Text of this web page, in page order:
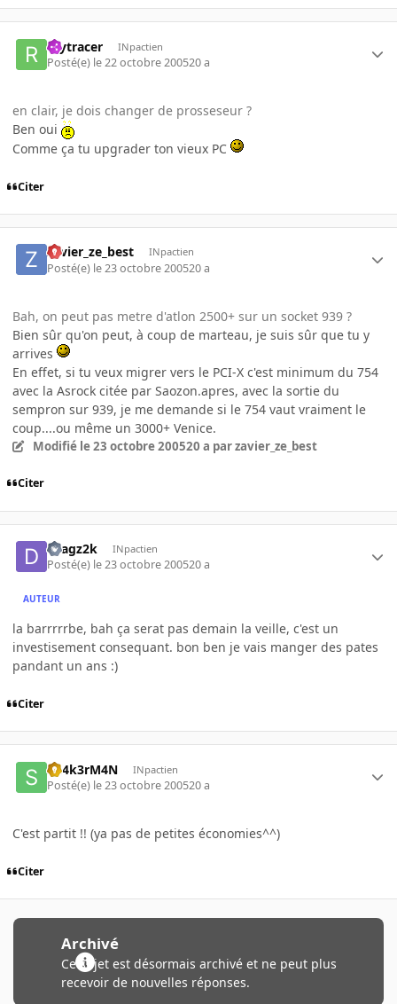
raytracer INpactien
Posté(e) le 22 octobre 200520 a
en clair, je dois changer de prosseseur ?
Ben oui
Comme ça tu upgrader ton vieux PC
Citer
zavier_ze_best INpactien
Posté(e) le 23 octobre 200520 a
Bah, on peut pas metre d'atlon 2500+ sur un socket 939 ?
Bien sûr qu'on peut, à coup de marteau, je suis sûr que tu y
arrives
En effet, si tu veux migrer vers le PCI-X c'est minimum du 754
avec la Asrock citée par Saozon.apres, avec la sortie du
sempron sur 939, je me demande si le 754 vaut vraiment le
coup....ou même un 3000+ Venice.
Modifié le 23 octobre 200520 a par zavier_ze_best
Citer
Dragz2k INpactien
Posté(e) le 23 octobre 200520 a
AUTEUR
la barrrrrbe, bah ça serat pas demain la veille, c'est un
investisement consequant. bon ben je vais manger des pates
pandant un ans :)
Citer
Sh4k3rM4N INpactien
Posté(e) le 23 octobre 200520 a
C'est partit !! (ya pas de petites économies^^)
Citer
Archivé
Ce sujet est désormais archivé et ne peut plus
recevoir de nouvelles réponses.